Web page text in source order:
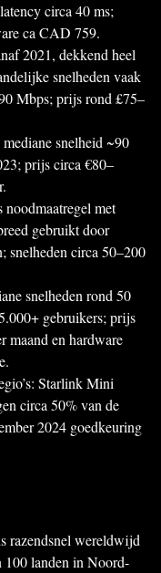
circa 40 ms;
ca CAD 759.
2021, dekkend heel
snelheden vaak
Mbps; prijs rond £75–
snelheid ~90
prijs circa €80–
met
gebruikt door
snelheden circa 50–200
snelheden rond 50
gebruikers; prijs
en hardware
Starlink Mini
circa 50% van de
2024 goedkeuring
razendsnel wereldwijd
100 landen in Noord-